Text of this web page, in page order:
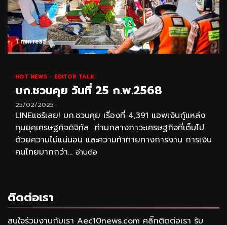
1 min read
HOT NEWS EDITOR TALK
บก.ชวนคุย วันที่ 25 ก.พ.2568
25/02/2025
LINEแชร์เลย! บก.ชวนคุย เรื่องที่ 4,391 แอพเงินกู้แหล่ง
ทุนยุคเศรษฐกิจดิจิทัล ท่ามกลางภาวะเศรษฐกิจที่เต็มไป
ด้วยความไม่แน่นอน และความท้าทายทางการงาน การเงิน
คนไทยมากกว่า... อ่านต่อ
ติดต่อเรา
สนใจร่วมงานกับเรา Aec10news.com คลิ๊กติดต่อเรา รับ